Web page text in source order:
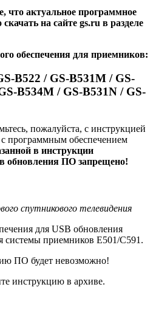
актуальное программное
на сайте gs.ru в разделе
обеспечения для приемников:
B522 / GS-B531M / GS-
B534M / GS-B531N / GS-
пожалуйста, с инструкцией
программным обеспечением
в инструкции
обновления ПО запрещено!
спутникового телевидения
для USB обновления
приемников E501/C591.
ПО будет невозможно!
инструкцию в архиве.